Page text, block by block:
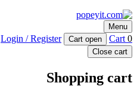
popeyit.com
טל טנא צ׳צ׳קס – אמנות ויזמות
Menu
Login / Register Cart open Cart 0
Close cart
Shopping cart